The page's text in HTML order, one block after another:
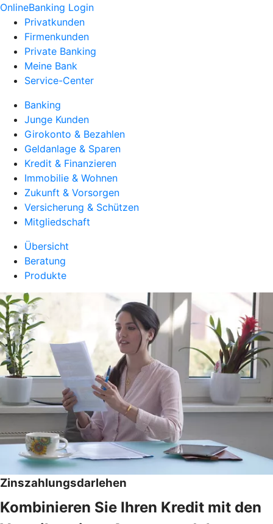
OnlineBanking Login
Privatkunden
Firmenkunden
Private Banking
Meine Bank
Service-Center
Banking
Junge Kunden
Girokonto & Bezahlen
Geldanlage & Sparen
Kredit & Finanzieren
Immobilie & Wohnen
Zukunft & Vorsorgen
Versicherung & Schützen
Mitgliedschaft
Übersicht
Beratung
Produkte
Zinszahlungsdarlehen
Kombinieren Sie Ihren Kredit mit den